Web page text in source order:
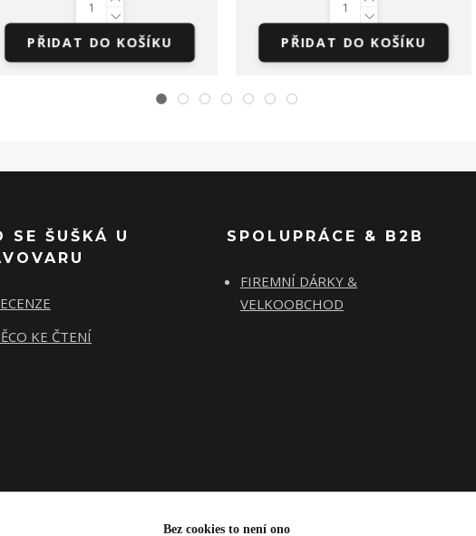
PŘIDAT DO KOŠÍKU PŘIDAT DO KOŠÍKU
SE ŠUŠKÁ U
KE ČTENÍ
SPOLUPRÁCE & B2B
FIREMNÍ DÁRKY &
VELKOOBCHOD
Bez cookies to není ono